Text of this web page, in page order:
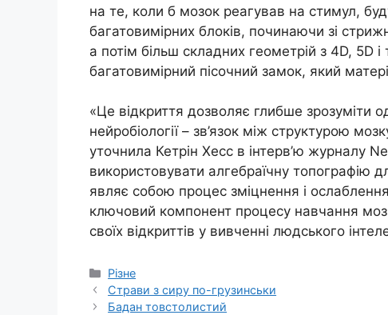
на те, коли б мозок реагував на стимул,
багатовимірних блоків, починаючи зі
а потім більш складних геометрій з 4D, 5D
багатовимірний пісочний замок, який
«Це відкриття дозволяє глибше зрозуміти
нейробіології – зв’язок між структурою
уточнила Кетрін Хесс в інтерв’ю журналу
використовувати алгебраїчну топографію
являє собою процес зміцнення і
ключовий компонент процесу навчання
своїх відкриттів у вивченні людського
Категорії
Різне
Страви з сиру по-грузинськи
Бадан товстолистий